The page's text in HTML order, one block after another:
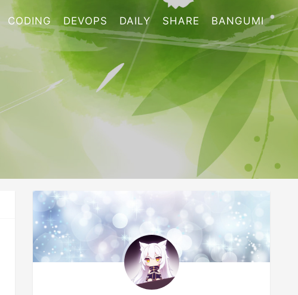
CODING DEVOPS DAILY SHARE BANGUMI